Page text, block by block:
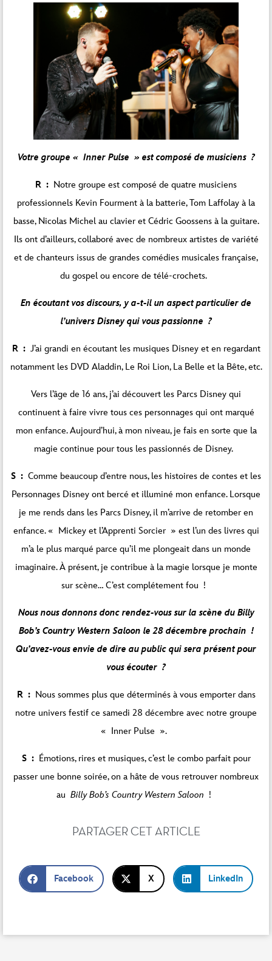
Votre groupe « Inner Pulse » est composé de musiciens ?
R : Notre groupe est composé de quatre musiciens
professionnels Kevin Fourment à la batterie, Tom Laffolay à la
basse, Nicolas Michel au clavier et Cédric Goossens à la guitare.
Ils ont d’ailleurs, collaboré avec de nombreux artistes de variété
et de chanteurs issus de grandes comédies musicales française,
du gospel ou encore de télé-crochets.
En écoutant vos discours, y a-t-il un aspect particulier de
l’univers Disney qui vous passionne ?
R :J’ai grandi en écoutant les musiques Disney et en regardant
notamment les DVD Aladdin, Le Roi Lion, La Belle et la Bête, etc.
Vers l’âge de 16 ans, j’ai découvert les Parcs Disney qui
continuent à faire vivre tous ces personnages qui ont marqué
mon enfance. Aujourd’hui, à mon niveau, je fais en sorte que la
magie continue pour tous les passionnés de Disney.
S : Comme beaucoup d’entre nous, les histoires de contes et les
Personnages Disney ont bercé et illuminé mon enfance. Lorsque
je me rends dans les Parcs Disney, il m’arrive de retomber en
enfance. « Mickey et l’Apprenti Sorcier » est l’un des livres qui
m’a le plus marqué parce qu’il me plongeait dans un monde
imaginaire. À présent, je contribue à la magie lorsque je monte
sur scène… C’est complétement fou !
Nous nous donnons donc rendez-vous sur la scène du Billy
Bob’s Country Western Saloon le 28 décembre prochain !
Qu’avez-vous envie de dire au public qui sera présent pour
vous écouter ?
R :Nous sommes plus que déterminés à vous emporter dans
notre univers festif ce samedi 28 décembre avec notre groupe
« Inner Pulse ».
S :Émotions, rires et musiques, c’est le combo parfait pour
passer une bonne soirée, on a hâte de vous retrouver nombreux
au Billy Bob’s Country Western Saloon !
PARTAGER CET ARTICLE
Facebook X LinkedIn